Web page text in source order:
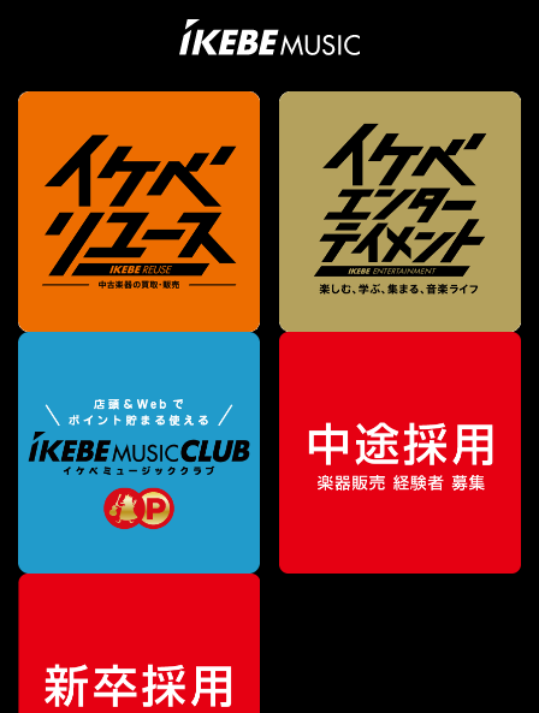
販売価格¥56,430（税込）